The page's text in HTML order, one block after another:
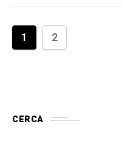
1 2
CERCA